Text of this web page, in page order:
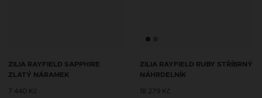
ZILIA RAYFIELD SAPPHIRE
ZLATÝ NÁRAMEK
7 440 Kč
ZILIA RAYFIELD RUBY STŘÍBRNÝ
NÁHRDELNÍK
18 279 Kč